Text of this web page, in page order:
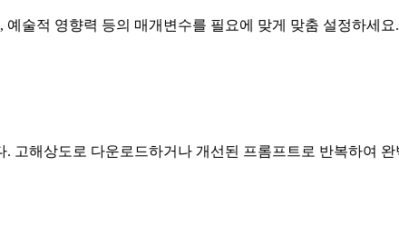
술적 영향력 등의 매개변수를 필요에 맞게 맞춤 설정하세요.
고해상도로 다운로드하거나 개선된 프롬프트로 반복하여